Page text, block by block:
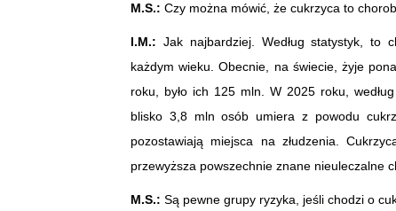
M.S.: Czy można mówić, że cukrzyca to
I.M.: Jak najbardziej. Według statystyk, to
każdym wieku. Obecnie, na świecie, żyje
roku, było ich 125 mln. W 2025 roku,
blisko 3,8 mln osób umiera z powodu
pozostawiają miejsca na złudzenia.
przewyższa powszechnie znane nieuleczalne
M.S.: Są pewne grupy ryzyka, jeśli chodzi o